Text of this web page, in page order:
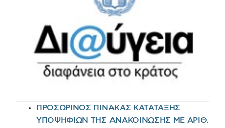
ΠΡΟΣΩΡΙΝΟΣ ΠΙΝΑΚΑΣ ΚΑΤΑΤΑΞΗΣ
ΥΠΟΨΗΦΙΩΝ ΤΗΣ ΑΝΑΚΟΙΝΩΣΗΣ ΜΕ ΑΡΙΘ.